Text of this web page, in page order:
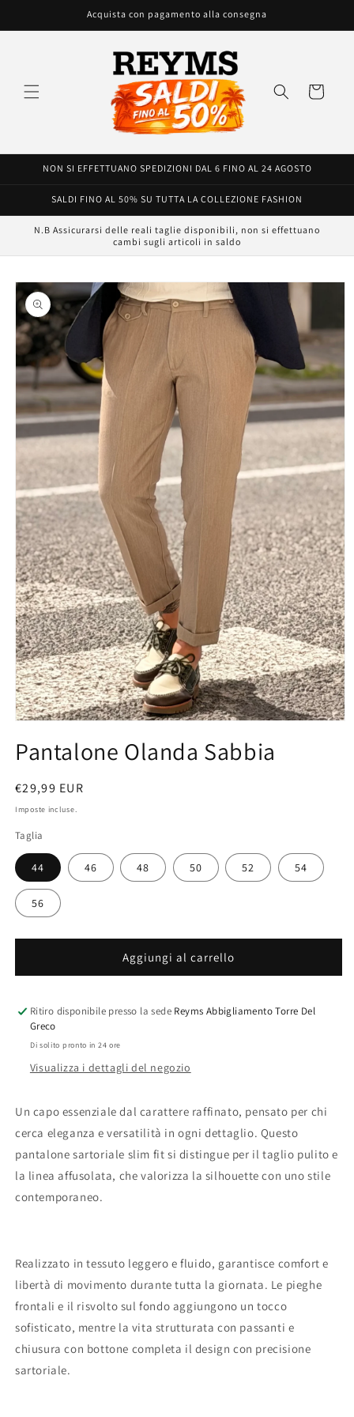
ai contenuti
Acquista con pagamento alla consegna
Carrello
NON SI EFFETTUANO SPEDIZIONI DAL 6 FINO AL 24 AGOSTO
SALDI FINO AL 50% SU TUTTA LA COLLEZIONE FASHION
N.B Assicurarsi delle reali taglie disponibili, non si effettuano
cambi sugli articoli in saldo
Passa alle
informazioni
sul prodotto
multimediali
1
finestra
modale
Pantalone Olanda Sabbia
Prezzo
di
€29,99 EUR
Imposte incluse.
Taglia
44 46 48 50 52 54
56
Aggiungi al carrello
Ritiro disponibile presso la sede Reyms Abbigliamento Torre Del
Greco
Di solito pronto in 24 ore
Visualizza i dettagli del negozio
Un capo essenziale dal carattere raffinato, pensato per chi
cerca eleganza e versatilità in ogni dettaglio. Questo
pantalone sartoriale slim fit si distingue per il taglio pulito e
la linea affusolata, che valorizza la silhouette con uno stile
contemporaneo.
Realizzato in tessuto leggero e fluido, garantisce comfort e
libertà di movimento durante tutta la giornata. Le pieghe
frontali e il risvolto sul fondo aggiungono un tocco
sofisticato, mentre la vita strutturata con passanti e
chiusura con bottone completa il design con precisione
sartoriale.